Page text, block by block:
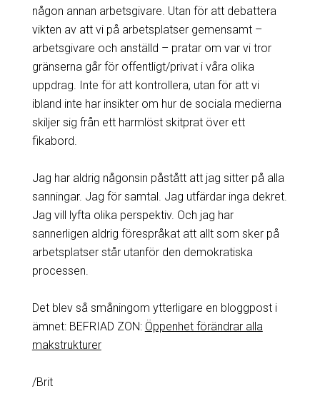
någon annan arbetsgivare. Utan för att debattera
vikten av att vi på arbetsplatser gemensamt –
arbetsgivare och anställd – pratar om var vi tror
gränserna går för offentligt/privat i våra olika
uppdrag. Inte för att kontrollera, utan för att vi
ibland inte har insikter om hur de sociala medierna
skiljer sig från ett harmlöst skitprat över ett
fikabord.
Jag har aldrig någonsin påstått att jag sitter på alla
sanningar. Jag för samtal. Jag utfärdar inga dekret.
Jag vill lyfta olika perspektiv. Och jag har
sannerligen aldrig förespråkat att allt som sker på
arbetsplatser står utanför den demokratiska
processen.
Det blev så småningom ytterligare en bloggpost i
ämnet: BEFRIAD ZON: Öppenhet förändrar alla
makstrukturer
/Brit